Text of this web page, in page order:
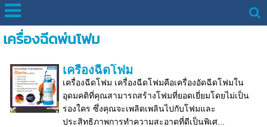
เครื่องฉีดพ่นโฟม
เครื่องฉีดโฟม
เครื่องฉีดโฟม เครื่องฉีดโฟมคือเครื่องอัดฉีดโฟมใน
อุดมคติที่คุณสามารถสร้างโฟมที่ยอดเยี่ยมโดยไม่เป็น
รองใคร ซึ่งคุณจะเพลิดเพลินไปกับโฟมและ
ประสิทธิภาพการทำความสะอาดที่ดีเป็นพิเศ...